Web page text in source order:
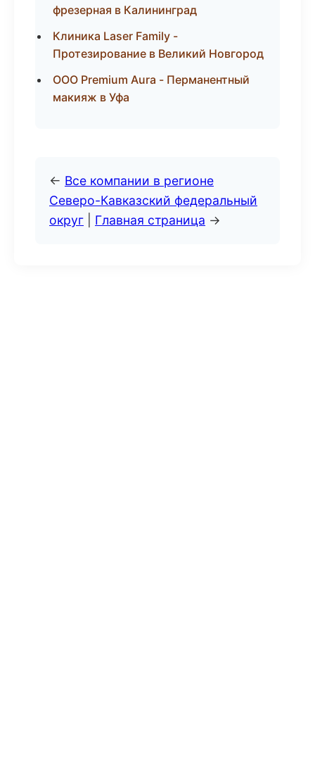
фрезерная в Калининград
Клиника Laser Family -
Протезирование в Великий Новгород
ООО Premium Aura - Перманентный
макияж в Уфа
← Все компании в регионе
Северо-Кавказский федеральный
округ
Главная страница →